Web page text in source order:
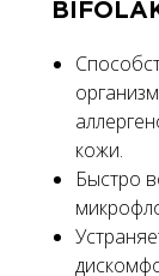
кожи.
Быстро